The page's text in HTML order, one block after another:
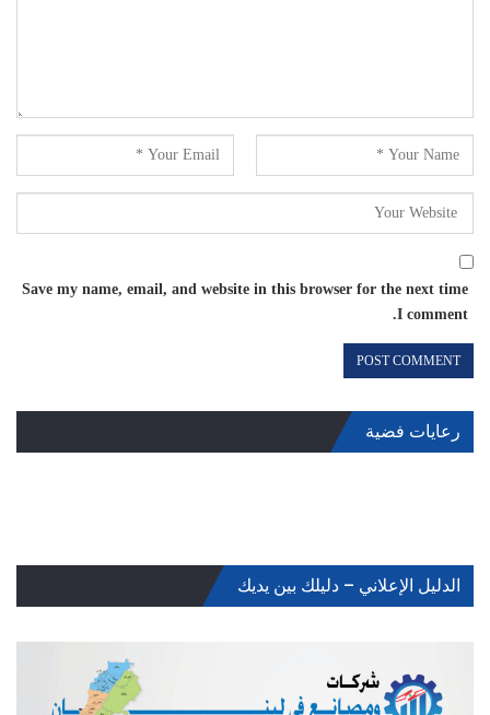
Save my name, email, and website in this browser for the next time
I comment.
رعايات فضية
الدليل الإعلاني – دليلك بين يديك